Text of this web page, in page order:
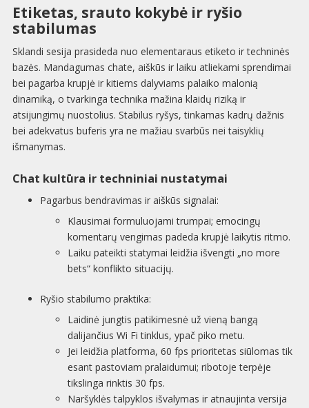
Etiketas, srauto kokybė ir ryšio
stabilumas
Sklandi sesija prasideda nuo elementaraus etiketo ir techninės
bazės. Mandagumas chate, aiškūs ir laiku atliekami sprendimai
bei pagarba krupjė ir kitiems dalyviams palaiko malonią
dinamiką, o tvarkinga technika mažina klaidų riziką ir
atsijungimų nuostolius. Stabilus ryšys, tinkamas kadrų dažnis
bei adekvatus buferis yra ne mažiau svarbūs nei taisyklių
išmanymas.
Chat kultūra ir techniniai nustatymai
Pagarbus bendravimas ir aiškūs signalai:
Klausimai formuluojami trumpai; emocingų
komentarų vengimas padeda krupjė laikytis ritmo.
Laiku pateikti statymai leidžia išvengti „no more
bets“ konflikto situacijų.
Ryšio stabilumo praktika:
Laidinė jungtis patikimesnė už vieną bangą
dalijančius Wi Fi tinklus, ypač piko metu.
Jei leidžia platforma, 60 fps prioritetas siūlomas tik
esant pastoviam pralaidumui; ribotoje terpėje
tikslinga rinktis 30 fps.
Naršyklės talpyklos išvalymas ir atnaujinta versija